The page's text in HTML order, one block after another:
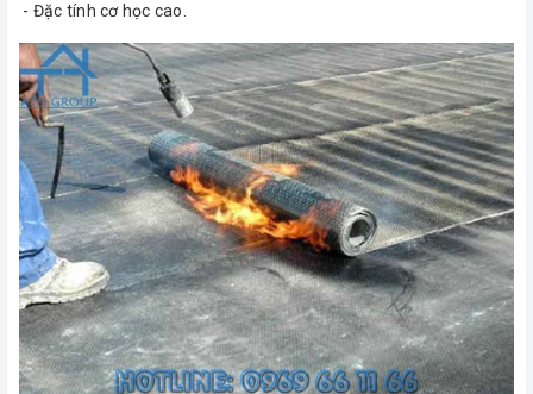
- Đặc tính cơ học cao.